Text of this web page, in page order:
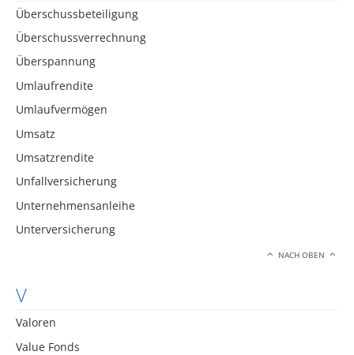
Überschussbeteiligung
Überschussverrechnung
Überspannung
Umlaufrendite
Umlaufvermögen
Umsatz
Umsatzrendite
Unfallversicherung
Unternehmensanleihe
Unterversicherung
NACH OBEN
V
Valoren
Value Fonds